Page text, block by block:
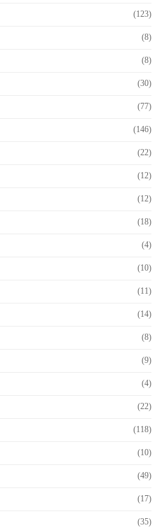
(123)
(8)
(8)
(30)
(77)
(146)
(22)
(12)
(12)
(18)
(4)
(10)
(11)
(14)
(8)
(9)
(4)
(22)
(118)
(10)
(49)
(17)
(35)